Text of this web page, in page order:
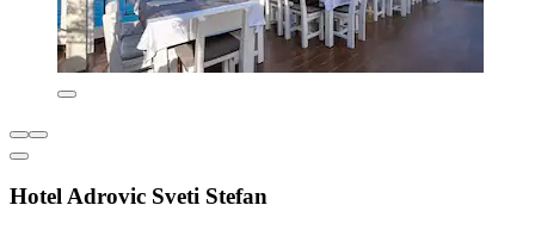
Hotel Adrovic Sveti Stefan